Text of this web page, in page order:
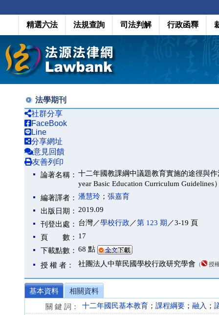
精選六法 法規查詢 司法判解 行政函釋
法學期刊
社群分享
FaceBook
Line
分享網址
意見回饋
友善列印
論著名稱： 十二年國教課綱中議題教育實施的途徑與作
year Basic Education Curriculum Guidelines
編著譯者： 潘慧玲 ； 張嘉育
出版日期： 2019.09
刊登出處： 台灣／學校行政 ／第 123 期 ／3-19 頁
頁 數： 17
下載點數： 68 點
授 權 者： 社團法人中華民國學校行政研究學會 （ 授
基本資料
相關資料
關 鍵 詞：
十二年國民基本教育 ； 課程綱要 ； 融入 ；